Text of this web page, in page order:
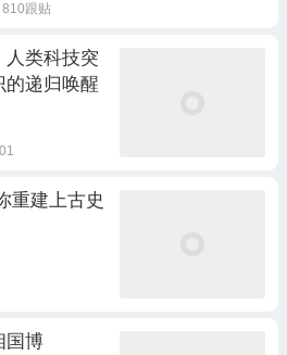
810跟贴
人类科技突
的递归唤醒
重建上古史
国博